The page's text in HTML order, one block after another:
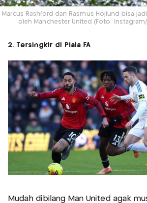
Marcus Rashford dan Rasmus Hojlund bisa
oleh Manchester United (Foto: Instagram/
2. Tersingkir di Piala FA
Mudah dibilang Man United agak